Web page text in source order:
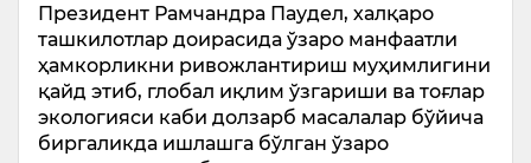
Президент Рамчандра Паудел, халқаро
ташкилотлар доирасида ўзаро манфаатли
ҳамкорликни ривожлантириш муҳимлигини
қайд этиб, глобал иқлим ўзгариши ва тоғлар
экологияси каби долзарб масалалар бўйича
биргаликда ишлашга бўлган ўзаро